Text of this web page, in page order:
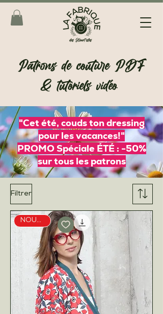
Patrons de couture PDF
& tutoriels vidéo
"Cet été, couds ton dressing
pour les vacances!"
PROMO Spéciale ÉTÉ : -50%
sur tous les patrons
Filtrer
NOUVEAU